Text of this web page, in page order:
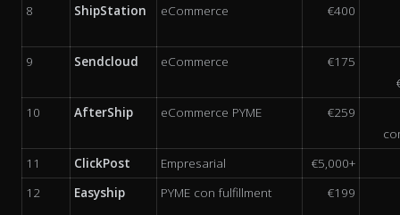
8
ShipStation eCommerce €400
9 Sendcloud eCommerce
€175
10
AfterShip eCommerce PYME
€259
11
ClickPost Empresarial
€5,000+
12
Easyship PYME con fulfillment €199